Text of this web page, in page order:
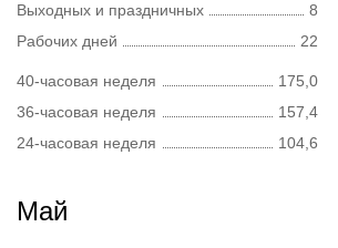
Выходных и праздничных
8
Рабочих дней
22
40-часовая неделя
175,0
36-часовая неделя
157,4
24-часовая неделя
104,6
Май